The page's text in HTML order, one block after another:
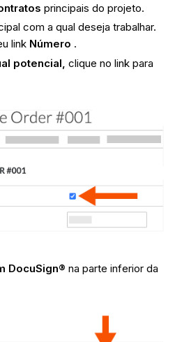
principais do projeto.
com a qual deseja trabalhar.
link Número .
potencial, clique no link para
DocuSign® na parte inferior da